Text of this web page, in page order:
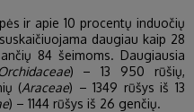
ir apie 10 procentų induočių
daugiau kaip 28
84 šeimoms. Daugiausia
) – 13 950 rūšių,
(Araceae) – 1349 rūšys iš 13
) – 1144 rūšys iš 26 genčių.